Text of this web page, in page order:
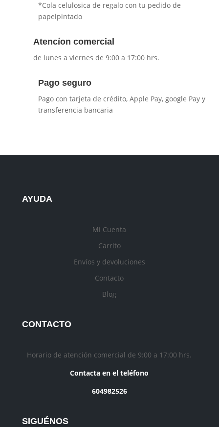
*Cola celulosica de regalo con tu pedido de
papelpintado
Atencíon comercial
de lunes a viernes de 9:00 a 17:00 hrs.
Pago seguro
Pago con tarjeta de crédito, Apple Pay, google Pay y
transferencia bancaria
AYUDA
Mi Cuenta
Carrito
Envíos y devoluciones
Contacto
Blog
CONTACTO
Horario de atención comercial de 9:00 a 17:00 hrs.
Contacta en el teléfono
604982526
SIGUÉNOS